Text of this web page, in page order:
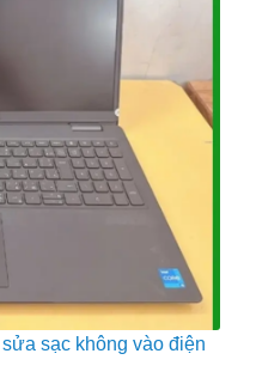
sạc không vào điện